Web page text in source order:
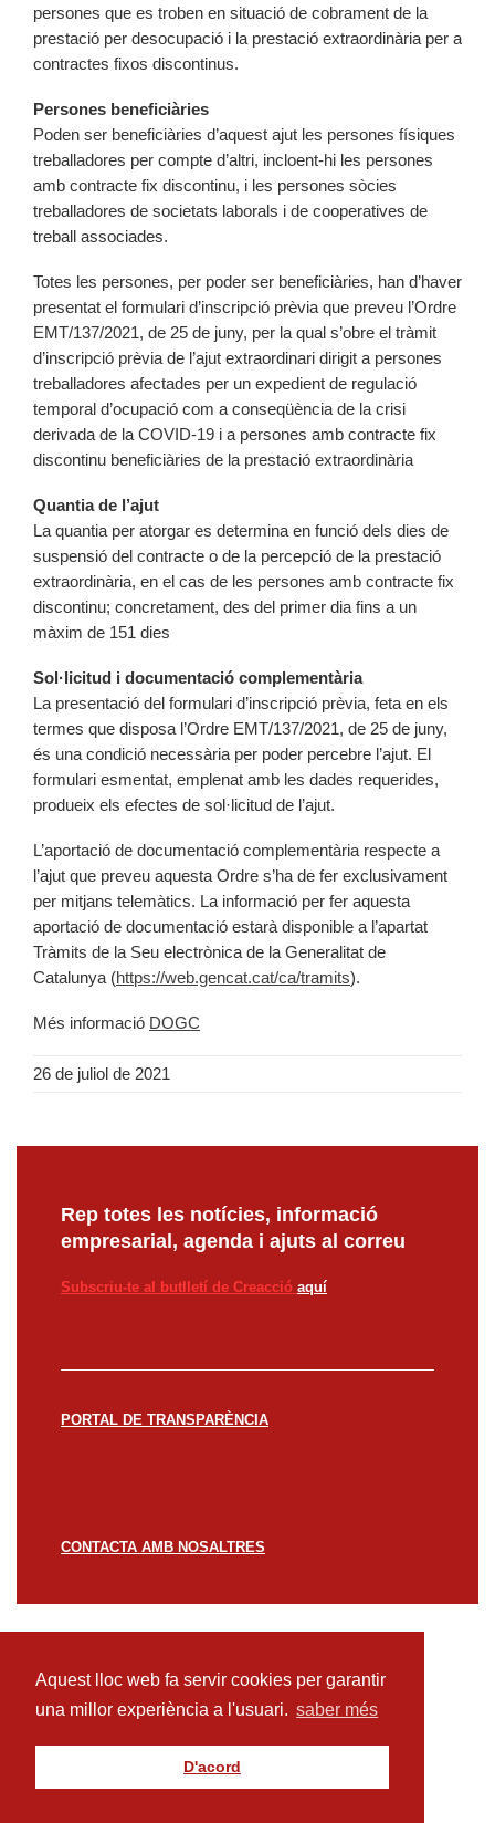
Aquest lloc web fa servir cookies per garantir
una millor experiència a l'usuari. saber més
D'acord
persones que es troben en situació de cobrament de la
prestació per desocupació i la prestació extraordinària per a
contractes fixos discontinus.
Persones beneficiàries
Poden ser beneficiàries d’aquest ajut les persones físiques
treballadores per compte d’altri, incloent-hi les persones
amb contracte fix discontinu, i les persones sòcies
treballadores de societats laborals i de cooperatives de
treball associades.
Totes les persones, per poder ser beneficiàries, han d’haver
presentat el formulari d’inscripció prèvia que preveu l’Ordre
EMT/137/2021, de 25 de juny, per la qual s’obre el tràmit
d’inscripció prèvia de l’ajut extraordinari dirigit a persones
treballadores afectades per un expedient de regulació
temporal d’ocupació com a conseqüència de la crisi
derivada de la COVID-19 i a persones amb contracte fix
discontinu beneficiàries de la prestació extraordinària
Quantia de l’ajut
La quantia per atorgar es determina en funció dels dies de
suspensió del contracte o de la percepció de la prestació
extraordinària, en el cas de les persones amb contracte fix
discontinu; concretament, des del primer dia fins a un
màxim de 151 dies
Sol·licitud i documentació complementària
La presentació del formulari d’inscripció prèvia, feta en els
termes que disposa l’Ordre EMT/137/2021, de 25 de juny,
és una condició necessària per poder percebre l’ajut. El
formulari esmentat, emplenat amb les dades requerides,
produeix els efectes de sol·licitud de l’ajut.
L’aportació de documentació complementària respecte a
l’ajut que preveu aquesta Ordre s’ha de fer exclusivament
per mitjans telemàtics. La informació per fer aquesta
aportació de documentació estarà disponible a l’apartat
Tràmits de la Seu electrònica de la Generalitat de
Catalunya (https://web.gencat.cat/ca/tramits).
Més informació DOGC
26 de juliol de 2021
Rep totes les notícies, informació
empresarial, agenda i ajuts al correu
Subscriu-te al butlletí de Creacció aquí
PORTAL DE TRANSPARÈNCIA
CONTACTA AMB NOSALTRES